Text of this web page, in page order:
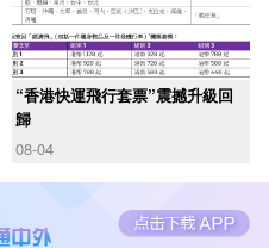
“香港快運飛行套票”震撼升級回
歸
08-04